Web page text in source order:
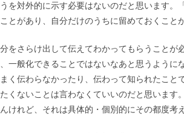
を対外的に示す必要はないのだと思います。
とがあり、自分だけのうちに留めておくこと
をさらけ出して伝えてわかってもらうこと
一般化できることではないなあと思うよう
く伝わらなかったり、伝わって知られたこ
くないことは言わなくていいのだと思いま
けれど、それは具体的・個別的にその都度考